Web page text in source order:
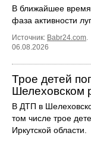
В ближайшее время
фаза активности
Источник: Babr24.com
06.08.2026
Трое детей
Шелеховском
В ДТП в
том числе трое
Иркутской области.